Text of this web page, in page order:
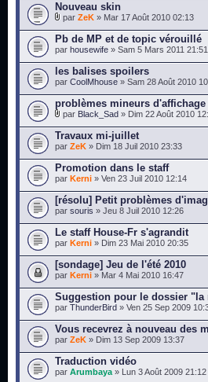
Nouveau skin
par ZeK » Mar 17 Août 2010 02:13
Pb de MP et de topic vérouillé
par housewife » Sam 5 Mars 2011 21:51
les balises spoilers
par CoolMhouse » Sam 28 Août 2010
problèmes mineurs
par Black_Sad » Dim 22 Août 2010
Travaux mi-juillet
par ZeK » Dim 18 Juil 2010 23:33
Promotion dans le staff
par Kerni » Ven 23 Juil 2010 12:14
[résolu] Petit problèmes
par souris » Jeu 8 Juil 2010 12:26
Le staff House-Fr s'agrandit
par Kerni » Dim 23 Mai 2010 20:35
[sondage] Jeu de l'été 2010
par Kerni » Mar 4 Mai 2010 16:47
Suggestion pour le dossier "la
par ThunderBird » Ven 25 Sep 2009
Vous recevrez à nouveau des
par ZeK » Dim 13 Sep 2009 13:37
Traduction vidéo
par Arumbaya » Lun 3 Août 2009 21:12